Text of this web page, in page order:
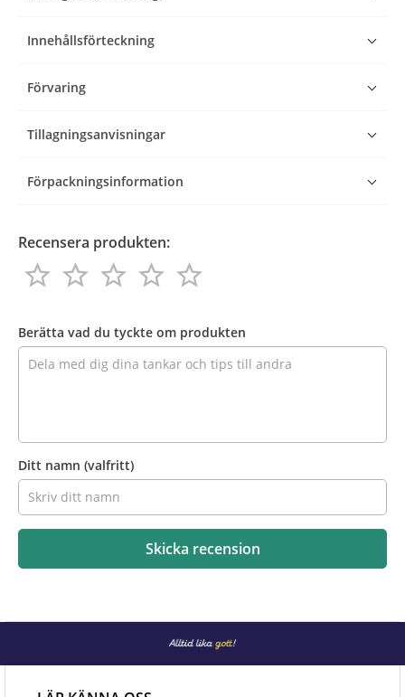
Innehållsförteckning
Förvaring
Tillagningsanvisningar
Förpackningsinformation
Recensera produkten:
star_border
star_border star_border
star_border star_border
star_border star_border
star_border star_border
star_border
produkten
Berätta vad du tyckte om produkten
Ditt namn (valfritt)
Skicka recension